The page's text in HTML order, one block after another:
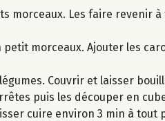
morceaux. Les faire revenir
morceaux. Ajouter les
Couvrir et laisser
puis les découper en
cuire environ 3 min à tout